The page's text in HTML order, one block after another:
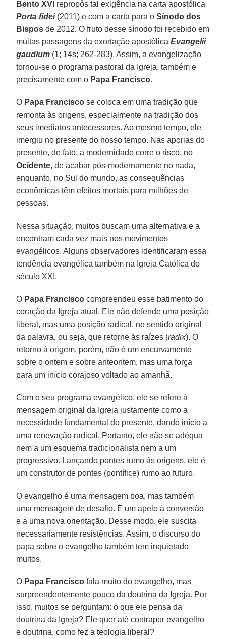
Bento XVI repropôs tal exigência na carta apostólica
Porta fidei (2011) e com a carta para oSínodo dos
Bispos de 2012. O fruto desse sínodo foi recebido em
muitas passagens da exortação apostólicaEvangelii
gaudium (1; 14s; 262-283). Assim, a evangelização
tornou-se o programa pastoral da Igreja, também e
precisamente com o Papa Francisco.
O Papa Francisco se coloca em uma tradição que
remonta às origens, especialmente na tradição dos
seus imediatos antecessores. Ao mesmo tempo, ele
imergiu no presente do nosso tempo. Nas aporias do
presente, de fato, a modernidade corre o risco, no
Ocidente, de acabar pós-modernamente no nada,
enquanto, no Sul do mundo, as consequências
econômicas têm efeitos mortais para milhões de
pessoas.
Nessa situação, muitos buscam uma alternativa e a
encontram cada vez mais nos movimentos
evangélicos. Alguns observadores identificaram essa
tendência evangélica também na Igreja Católica do
século XXI.
O Papa Francisco compreendeu esse batimento do
coração da Igreja atual. Ele não defende uma posição
liberal, mas uma posição radical, no sentido original
da palavra, ou seja, que retorne às raízes (radix). O
retorno à origem, porém, não é um encurvamento
sobre o ontem e sobre anteontem, mas uma força
para um início corajoso voltado ao amanhã.
Com o seu programa evangélico, ele se refere à
mensagem original da Igreja justamente como a
necessidade fundamental do presente, dando início a
uma renovação radical. Portanto, ele não se adéqua
nem a um esquema tradicionalista nem a um
progressivo. Lançando pontes rumo às origens, ele é
um construtor de pontes (pontífice) rumo ao futuro.
O evangelho é uma mensagem boa, mas também
uma mensagem de desafio. É um apelo à conversão
e a uma nova orientação. Desse modo, ele suscita
necessariamente resistências. Assim, o discurso do
papa sobre o evangelho também tem inquietado
muitos.
O Papa Francisco fala muito do evangelho, mas
surpreendentemente pouco da doutrina da Igreja. Por
isso, muitos se perguntam: o que ele pensa da
doutrina da Igreja? Ele quer até contrapor evangelho
e doutrina, como fez a teologia liberal?